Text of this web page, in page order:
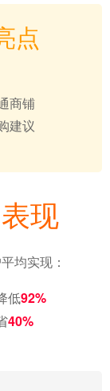
点
商铺
建议
现
均实现：
低92%
40%